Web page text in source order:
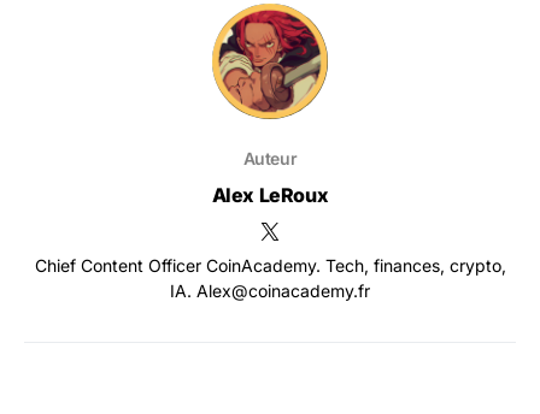
Auteur
Alex LeRoux
Chief Content Officer CoinAcademy. Tech, finances, crypto,
IA. Alex@coinacademy.fr